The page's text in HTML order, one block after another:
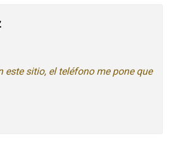
este sitio, el teléfono me pone que